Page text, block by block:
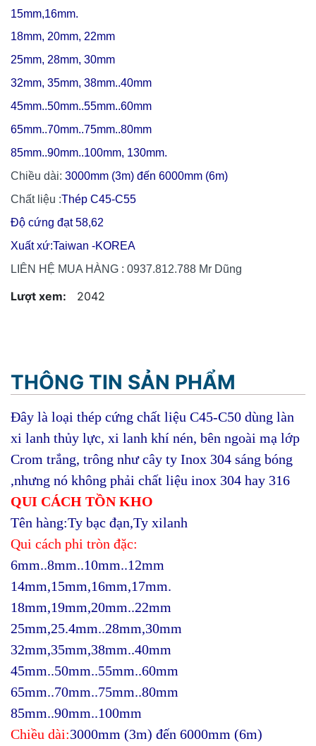
15mm,16mm.
18mm, 20mm, 22mm
25mm, 28mm, 30mm
32mm, 35mm, 38mm..40mm
45mm..50mm..55mm..60mm
65mm..70mm..75mm..80mm
85mm..90mm..100mm, 130mm.
Chiều dài: 3000mm (3m) đến 6000mm (6m)
Chất liệu :Thép C45-C55
Độ cứng đạt 58,62
Xuất xứ:Taiwan -KOREA
LIÊN HỆ MUA HÀNG : 0937.812.788 Mr Dũng
Lượt xem: 2042
THÔNG TIN SẢN PHẨM
Đây là loại thép cứng chất liệu C45-C50 dùng làn
xi lanh thủy lực, xi lanh khí nén, bên ngoài mạ lớp
Crom trắng, trông như cây ty Inox 304 sáng bóng
,nhưng nó không phải chất liệu inox 304 hay 316
QUI CÁCH TỒN KHO
Tên hàng:Ty bạc đạn,Ty xilanh
Qui cách phi tròn đặc:
6mm..8mm..10mm..12mm
14mm,15mm,16mm,17mm.
18mm,19mm,20mm..22mm
25mm,25.4mm..28mm,30mm
32mm,35mm,38mm..40mm
45mm..50mm..55mm..60mm
65mm..70mm..75mm..80mm
85mm..90mm..100mm
Chiều dài:3000mm (3m) đến 6000mm (6m)